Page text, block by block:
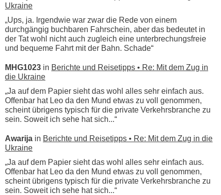
Ukraine
„Ups, ja. Irgendwie war zwar die Rede von einem
durchgängig buchbaren Fahrschein, aber das bedeutet in
der Tat wohl nicht auch zugleich eine unterbrechungsfreie
und bequeme Fahrt mit der Bahn. Schade“
MHG1023 in Berichte und Reisetipps • Re: Mit dem Zug in
die Ukraine
„Ja auf dem Papier sieht das wohl alles sehr einfach aus.
Offenbar hat Leo da den Mund etwas zu voll genommen,
scheint übrigens typisch für die private Verkehrsbranche zu
sein. Soweit ich sehe hat sich...“
Awarija in Berichte und Reisetipps • Re: Mit dem Zug in die
Ukraine
„Ja auf dem Papier sieht das wohl alles sehr einfach aus.
Offenbar hat Leo da den Mund etwas zu voll genommen,
scheint übrigens typisch für die private Verkehrsbranche zu
sein. Soweit ich sehe hat sich...“